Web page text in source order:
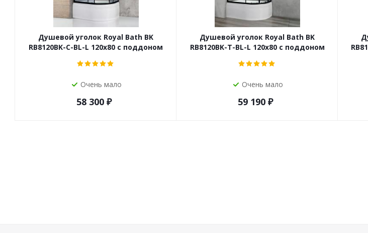
Душевой уголок Royal Bath BK
RB8120BK-C-BL-L 120x80 с поддоном
Очень мало
58 300 ₽
Душевой уголок Royal Bath BK
RB8120BK-T-BL-L 120x80 с поддоном
Очень мало
59 190 ₽